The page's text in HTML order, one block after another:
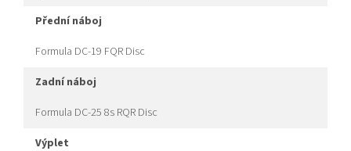
přední náboj
Formula DC-19 FQR Disc
zadní náboj
Formula DC-25 8s RQR Disc
výplet